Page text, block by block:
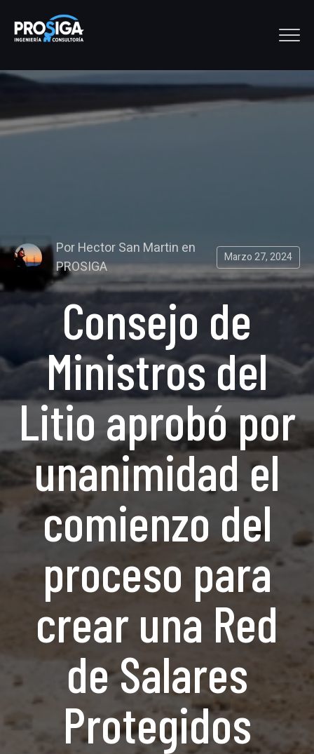
PorHector San Martin en
PROSIGA
Marzo 27, 2024
Consejo de
Ministros del
Litio aprobó por
unanimidad el
comienzo del
proceso para
crear una Red
de Salares
Protegidos